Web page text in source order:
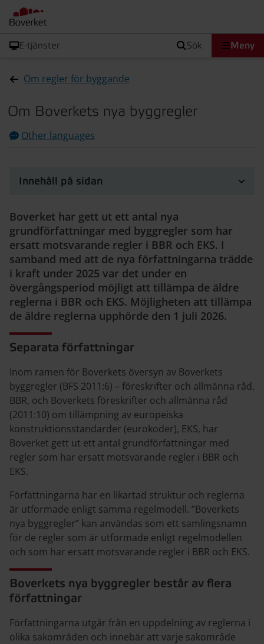
E-tjänster sök Meny
Om regler för byggande
Om Boverkets nya byggregler
Other languages
Innehåll på sidan
Boverket har gett ut ett antal nya
grundförfattningar med byggregler som har
ersatt motsvarande regler i BBR och EKS. I
samband med att de nya författningarna trädde
i kraft under 2025 var det under en
övergångsperiod möjligt att tillämpa de äldre
reglerna i BBR och EKS. Möjligheten att tillämpa
de äldre reglerna upphörde den 1 juli 2026.
Separata författningar
Inom ramen för Boverkets översyn av Boverkets
byggregler (BFS 2011:6) – föreskrifter och allmänna råd,
BBR, och Boverkets föreskrifter och allmänna råd
(2011:10) om tillämpning av europeiska
konstruktionsstandarder (eurokoder), EKS, har
Boverket gett ut ett antal grundförfattningar med
regler som har ersatt motsvarande regler i BBR och
EKS.
Författningarna har en likartad struktur och reglerna
är utformade enligt samma regelmodell. ”Boverkets
nya byggregler” kan användas som ett samlingsnamn
för de regler som är utformade enligt regelmodellen
och som har ersatt motsvarande regler i BBR och EKS.
Boverkets nya byggregler består av flera
författningar
Författningarna utgår från en uppdelning av reglerna i
olika sakområden och innebär att varje sakområde